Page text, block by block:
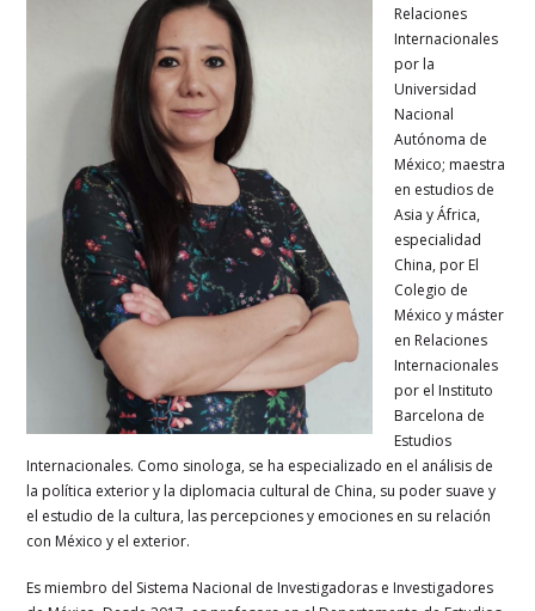
Relaciones
Internacionales
por la
Universidad
Nacional
Autónoma de
México; maestra
en estudios de
Asia y África,
especialidad
China, por El
Colegio de
México y máster
en Relaciones
Internacionales
por el Instituto
Barcelona de
Estudios
Internacionales. Como sinologa, se ha especializado en el análisis de
la política exteriory la diplomacia cultural de China, su poder suave y
el estudio de la cultura, las percepciones y emociones en su relación
con México y el exterior.
Es miembro del Sistema NacionaI de Investigadoras e Investigadores